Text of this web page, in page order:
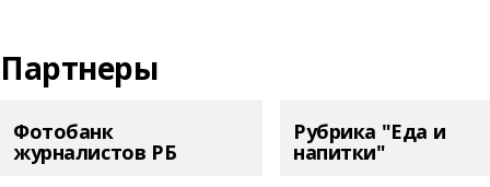
Партнеры
Фотобанк
журналистов РБ
Рубрика "Еда и
напитки"